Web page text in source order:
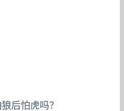
后怕虎吗？